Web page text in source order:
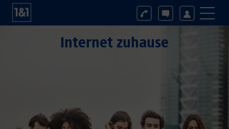
Internet zuhause